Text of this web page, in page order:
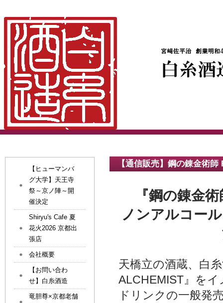
【通信販売】鋼の錬金術
『鋼の錬金
ノンアルコー
天橋立の酒蔵、白
ALCHEMIST』を
ドリンクの一般発
【ヒューマンバ
グ大学】天王寺
祭～京ノ陣～開
催決定
Shiryu's Cafe 夏
花火2026 京都出
張店
会社概要
【お問い合わ
せ】白糸酒造
竜胆尊×京都老舗